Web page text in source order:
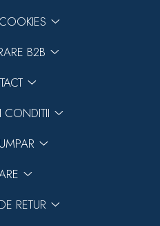
B2B
CONDITII
RETUR